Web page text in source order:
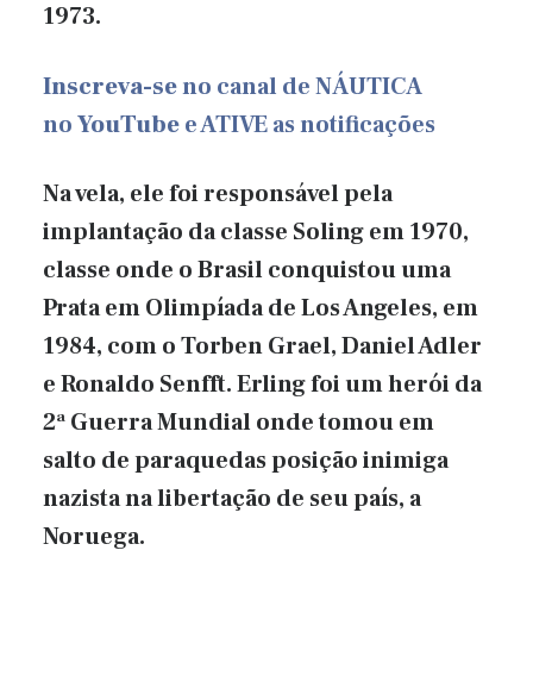
1973.
Inscreva-seno canal de NÁUTICA
noYouTubee ATIVE as notificações
Na vela, ele foi responsável pela
implantação da classe Soling em 1970,
classe onde o Brasil conquistou uma
Prata em Olimpíada de Los Angeles, em
1984, com o Torben Grael, Daniel Adler
e Ronaldo Senfft. Erling foi um herói da
2ª Guerra Mundial onde tomou em
salto de paraquedas posição inimiga
nazista na libertação de seu país, a
Noruega.